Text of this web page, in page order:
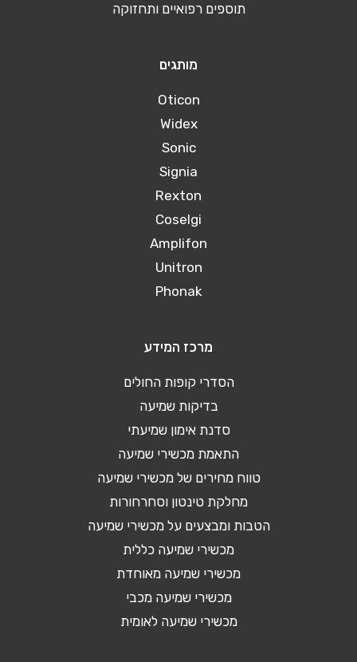
תוספים רפואיים ותחזוקה
מותגים
Oticon
Widex
Sonic
Signia
Rexton
Coselgi
Amplifon
Unitron
Phonak
מרכז המידע
הסדרי קופות החולים
בדיקות שמיעה
סדנת אימון שמיעתי
התאמת מכשירי שמיעה
טווח מחירים של מכשירי שמיעה
מחלקת טינטון וסחרחורות
הטבות ומבצעים על מכשירי שמיעה
מכשירי שמיעה כללית
מכשירי שמיעה מאוחדת
מכשירי שמיעה מכבי
מכשירי שמיעה לאומית